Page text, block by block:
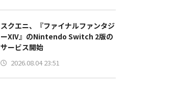
スクエニ、『ファイナルファンタジ
ーXIV』のNintendo Switch 2版の
サービス開始
2026.08.04 23:51